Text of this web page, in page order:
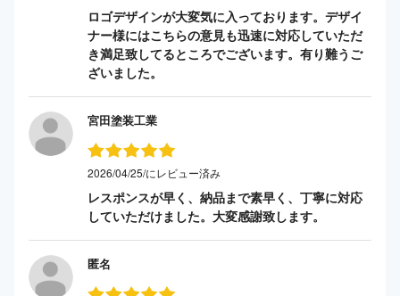
ロゴデザインが大変気に入っております。デザイ
ナー様にはこちらの意見も迅速に対応していただ
き満足致してるところでございます。有り難うご
ざいました。
宮田塗装工業
2026/04/25/にレビュー済み
レスポンスが早く、納品まで素早く、丁寧に対応
していただけました。大変感謝致します。
匿名